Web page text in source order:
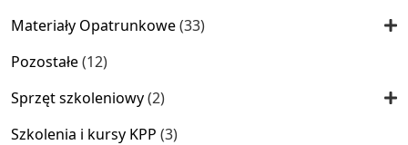
Materiały Opatrunkowe 3333
Pozostałe 1212
Sprzęt szkoleniowy 22
Szkolenia i kursy KPP 33